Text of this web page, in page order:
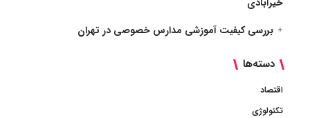
بررسی کیفیت آموزشی مدارس خصوصی در تهران
دسته‌ها
اقتصاد
تکنولوژی